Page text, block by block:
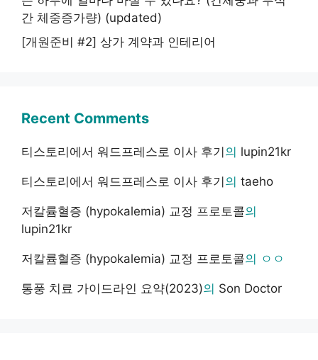
간 체중증가량) (updated)
[개원준비 #2] 상가 계약과 인테리어
Recent Comments
티스토리에서 워드프레스로 이사 후기의 lupin21kr
티스토리에서 워드프레스로 이사 후기의 taeho
저칼륨혈증 (hypokalemia) 교정 프로토콜의
lupin21kr
저칼륨혈증 (hypokalemia) 교정 프로토콜의 ㅇㅇ
통풍 치료 가이드라인 요약(2023)의 Son Doctor